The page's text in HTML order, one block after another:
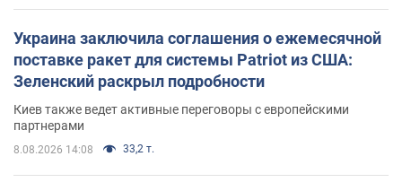
Украина заключила соглашения о ежемесячной
поставке ракет для системы Patriot из США:
Зеленский раскрыл подробности
Киев также ведет активные переговоры с европейскими
партнерами
8.08.2026 14:08 33,2 т.